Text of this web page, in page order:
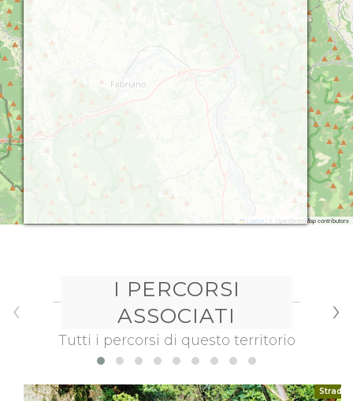
Leaflet © OpenStreetMap contributors
I PERCORSI
ASSOCIATI
Tutti i percorsi di questo territorio
Strada
‹ ›